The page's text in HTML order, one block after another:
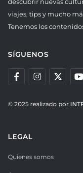
viajes, tips y mucho
Tenemos los
SÍGUENOS
© 2025 realizado por
LEGAL
Quienes somos